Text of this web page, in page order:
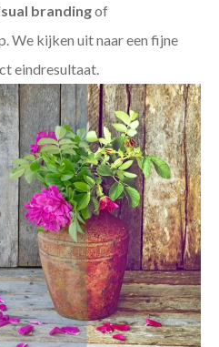
brandingof
We kijken uit naar een fijne
eindresultaat.